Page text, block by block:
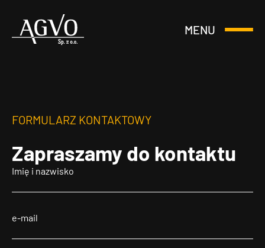
Header
MENU
Otwórz
FORMULARZ KONTAKTOWY
Zapraszamy do kontaktu